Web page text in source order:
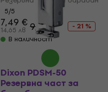
5/5
7,49 €
14,65 лв 9,49 €
- 21 %
В наличност
Dixon PDSM-50
Резервна част за